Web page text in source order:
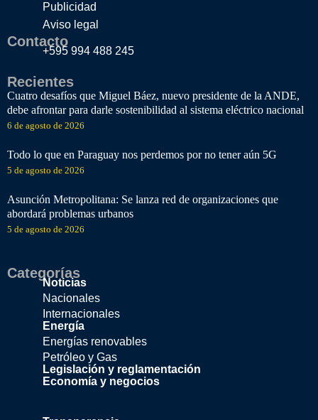
Publicidad
Aviso legal
Contacto
+595 994 488 245
Recientes
Cuatro desafíos que Miguel Báez, nuevo presidente de la ANDE,
debe afrontar para darle sostenibilidad al sistema eléctrico nacional
6 de agosto de 2026
Todo lo que en Paraguay nos perdemos por no tener aún 5G
5 de agosto de 2026
Asunción Metropolitana: Se lanza red de organizaciones que
abordará problemas urbanos
5 de agosto de 2026
Categorías
Noticias
Nacionales
Internacionales
Energía
Energías renovables
Petróleo y Gas
Legislación y reglamentación
Economía y negocios